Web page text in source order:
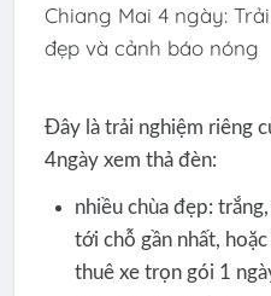
Chiang Mai 4 ngày:
đẹp và cảnh báo nóng
Đây là trải nghiệm riêng
4ngày xem thả đèn:
nhiều chùa đẹp:
tới chỗ gần nhất,
thuê xe trọn gói 1